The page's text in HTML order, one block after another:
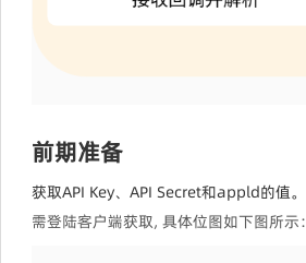
前期准备
获取API Key、API Secret和appld的值。
需登陆客户端获取, 具体位图如下图所示：